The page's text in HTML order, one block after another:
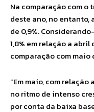
Na comparação com
deste ano, no entanto,
de 0,9%.
1,8% em relação a abril
comparação com maio
“Em maio, com
no ritmo de intenso
por conta da baixa